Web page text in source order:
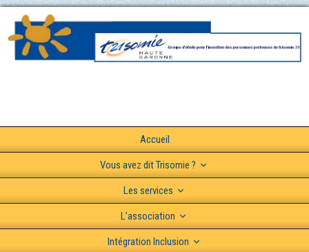
Accueil
Vous avez dit Trisomie ?
Les services
L’association
Intégration Inclusion